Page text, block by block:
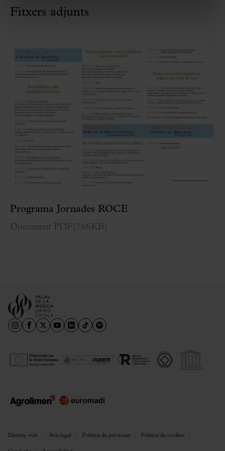
Fitxers adjunts
Programa Jornades ROCE
Document PDF(786KB )
Disseny web Avís legal Política de privacitat Política de cookies